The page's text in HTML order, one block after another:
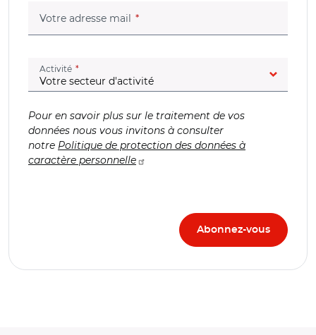
Votre adresse mail (champ obligatoire)
Activité (champ obligatoire)
Pour en savoir plus sur le traitement de vos
données nous vous invitons à consulter
notre Politique de protection des données à
caractère personnelle